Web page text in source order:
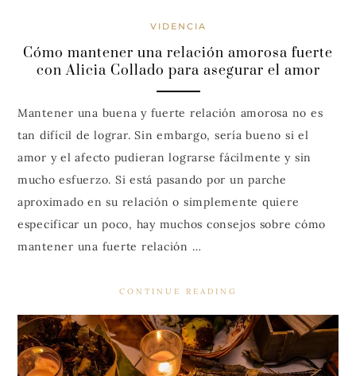
VIDENCIA
Cómo mantener una relación amorosa fuerte
con Alicia Collado para asegurar el amor
Mantener una buena y fuerte relación amorosa no es
tan difícil de lograr. Sin embargo, sería bueno si el
amor y el afecto pudieran lograrse fácilmente y sin
mucho esfuerzo. Si está pasando por un parche
aproximado en su relación o simplemente quiere
especificar un poco, hay muchos consejos sobre cómo
mantener una fuerte relación …
CONTINUE READING